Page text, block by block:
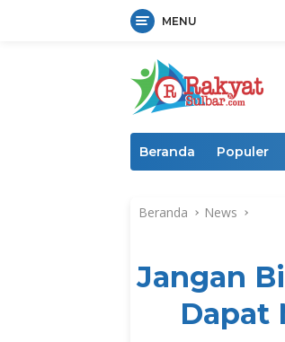
MENU
Beranda Populer
Beranda News
Jangan
Dapat